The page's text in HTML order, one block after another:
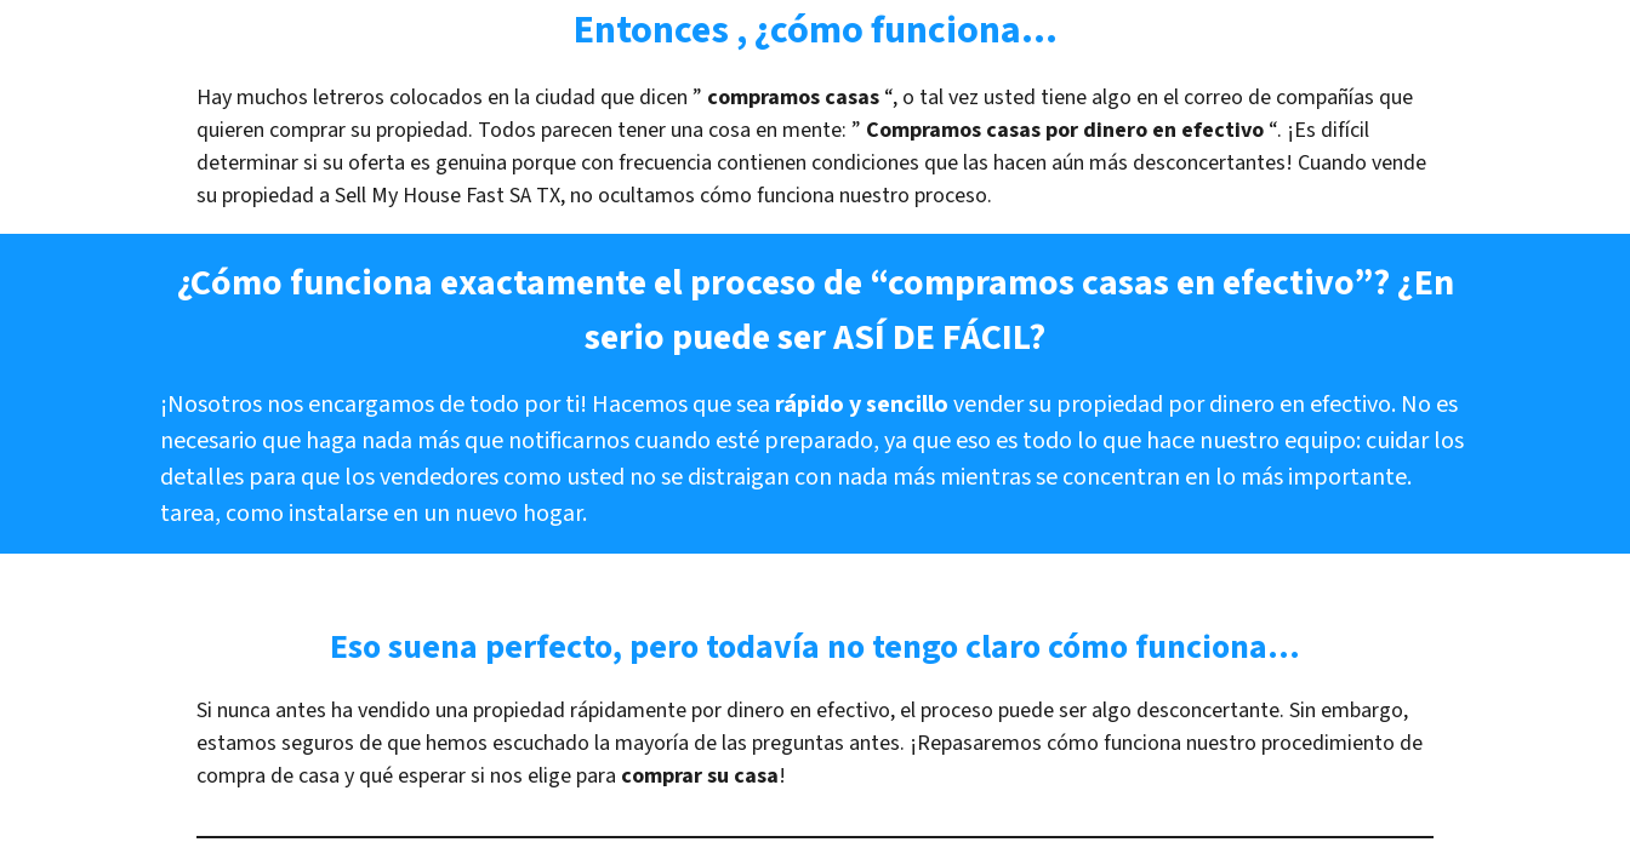
Entonces,¿cómo funciona…
Hay muchos letreros colocados en la ciudad que dicen ” compramos casas “, o tal vez usted tiene algo en el correo de compañías que
quieren comprar su propiedad. Todos parecen tener una cosa en mente: ” Compramos casas por dinero en efectivo “. ¡Es difícil
determinar si su oferta es genuina porque con frecuencia contienen condiciones que las hacen aún más desconcertantes! Cuando vende
su propiedad a Sell My House Fast SA TX, no ocultamos cómo funciona nuestro proceso.
¿Cómo funciona exactamente el proceso de “compramos casas en efectivo”? ¿En
serio puede ser ASÍ DE FÁCIL?
¡Nosotros nos encargamos de todo por ti! Hacemos que sea rápido y sencillovender su propiedad por dinero en efectivo. No es
necesario que haga nada más que notificarnos cuando esté preparado, ya que eso es todo lo que hace nuestro equipo: cuidar los
detalles para que los vendedores como usted no se distraigan con nada más mientras se concentran en lo más importante.
tarea, como instalarse en un nuevo hogar.
Eso suena perfecto, pero todavía no tengo claro cómo funciona…
Si nunca antes ha vendido una propiedad rápidamente por dinero en efectivo, el proceso puede ser algo desconcertante. Sin embargo,
estamos seguros de que hemos escuchado la mayoría de las preguntas antes. ¡Repasaremos cómo funciona nuestro procedimiento de
compra de casa y qué esperar si nos elige para comprar su casa!